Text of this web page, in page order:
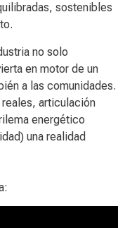
sostenibles
no solo
en motor de un
a las comunidades.
articulación
energético
una realidad